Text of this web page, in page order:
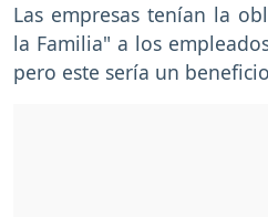
Las empresas tenían la
la Familia" a los
pero este sería un